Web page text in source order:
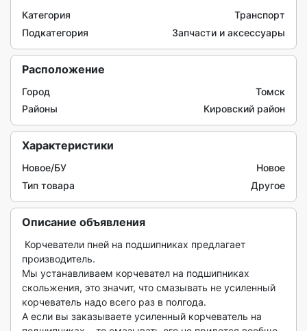
Категория
Транспорт
Подкатегория
Запчасти и аксессуары
Расположение
Город
Томск
Районы
Кировский район
Характеристики
Новое/БУ
Новое
Тип товара
Другое
Описание объявления
производитель.
Мы устанавливаем корчевател на подшипниках
скольжения, это значит, что смазывать не усиленный
корчеватель надо всего раз в полгода.
А если вы заказываете усиленный корчеватель на